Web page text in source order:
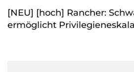
[NEU] [hoch] Rancher:
ermöglicht